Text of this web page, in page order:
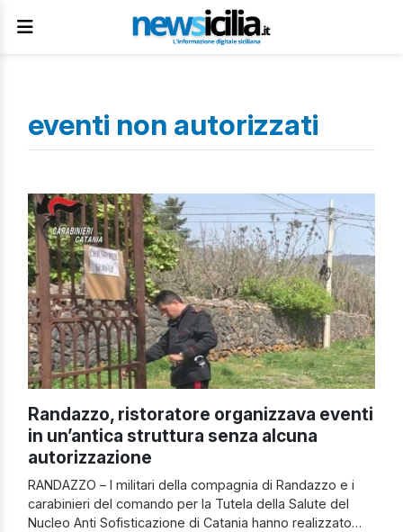
eventi non autorizzati
Randazzo, ristoratore organizzava eventi
in un’antica struttura senza alcuna
autorizzazione
RANDAZZO – I militari della compagnia di Randazzo e i
carabinieri del comando per la Tutela della Salute del
Nucleo Anti Sofisticazione di Catania hanno realizzato